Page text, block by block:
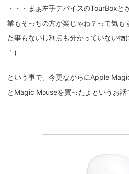
・・・まぁ左手デバイスのTourBoxと
業もそっちの方が楽じゃね？って気も
た事もないし利点も分かっていない物
｀)
という事で、今更ながらにApple
とMagic Mouseを買ったよというお話